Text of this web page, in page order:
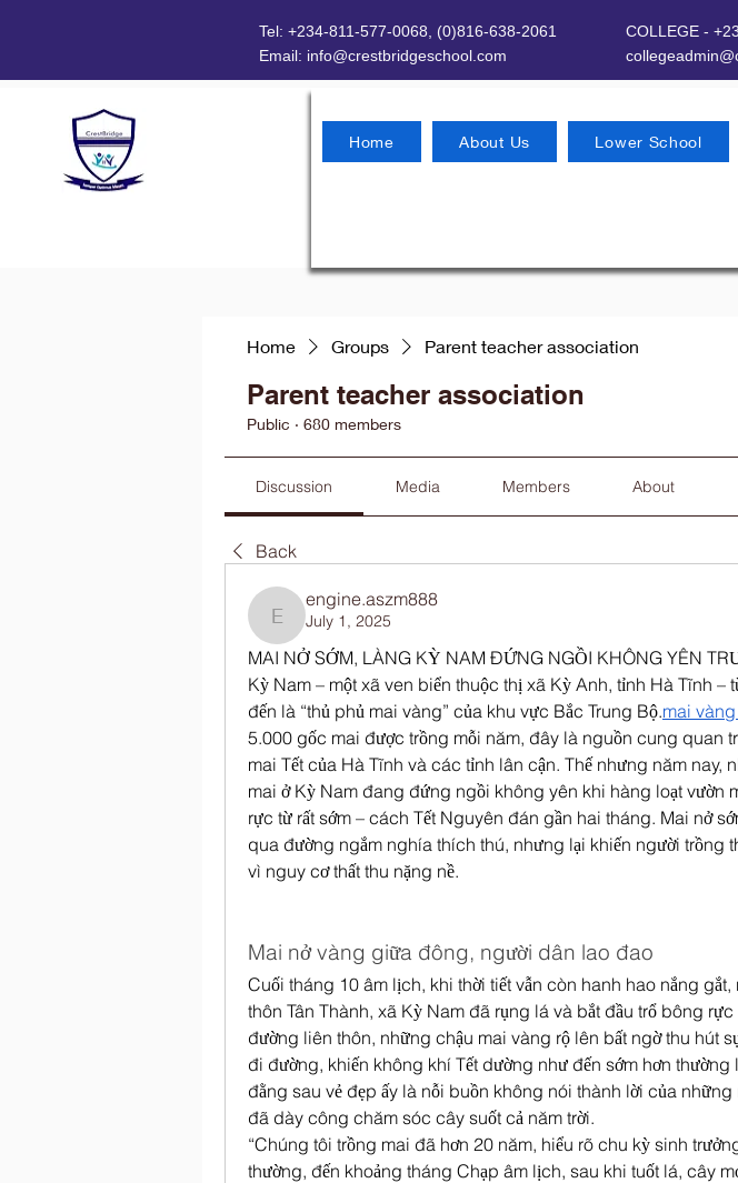
Tel: +234-811-577-0068, (0)816-638-2061
Email: info@crestbridgeschool.com
COLLEGE -
Home About Us Lower School
Home Groups Parent teacher association
Parent teacher association
Public · 680 members
Discussion Media Members About
Back
engine.aszm888
engine.aszm888
July 1, 2025
MAI NỞ SỚM, LÀNG KỲ NAM ĐỨNG NGỒI KHÔNG YÊN
Kỳ Nam – một xã ven biển thuộc thị xã Kỳ Anh, tỉnh Hà Tĩnh –
đến là “thủ phủ mai vàng” của khu vực Bắc Trung Bộ.mai
5.000 gốc mai được trồng mỗi năm, đây là nguồn cung quan
mai Tết của Hà Tĩnh và các tỉnh lân cận. Thế nhưng năm nay,
mai ở Kỳ Nam đang đứng ngồi không yên khi hàng loạt vườn
rực từ rất sớm – cách Tết Nguyên đán gần hai tháng. Mai nở
qua đường ngắm nghía thích thú, nhưng lại khiến người trồng
vì nguy cơ thất thu nặng nề.
Mai nở vàng giữa đông, người dân lao đao
Cuối tháng 10 âm lịch, khi thời tiết vẫn còn hanh hao nắng gắt,
thôn Tân Thành, xã Kỳ Nam đã rụng lá và bắt đầu trổ bông rực
đường liên thôn, những chậu mai vàng rộ lên bất ngờ thu hút
đi đường, khiến không khí Tết dường như đến sớm hơn thường
đằng sau vẻ đẹp ấy là nỗi buồn không nói thành lời của
đã dày công chăm sóc cây suốt cả năm trời.
“Chúng tôi trồng mai đã hơn 20 năm, hiểu rõ chu kỳ sinh
thường, đến khoảng tháng Chạp âm lịch, sau khi tuốt lá, cây